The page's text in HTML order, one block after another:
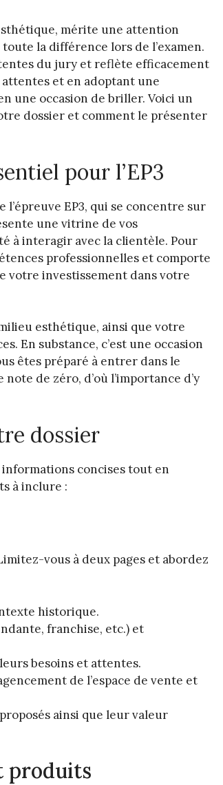
mérite une attention
la différence lors de l’examen.
du jury et reflète efficacement
et en adoptant une
une occasion de briller. Voici un
dossier et comment le présenter
pour l’EP3
EP3, qui se concentre sur
une vitrine de vos
à interagir avec la clientèle. Pour
professionnelles et comporte
votre investissement dans votre
esthétique, ainsi que votre
En substance, c’est une occasion
êtes préparé à entrer dans le
de zéro, d’où l’importance d’y
dossier
concises tout en
à inclure :
vous à deux pages et abordez
historique.
franchise, etc.) et
besoins et attentes.
de l’espace de vente et
ainsi que leur valeur
produits